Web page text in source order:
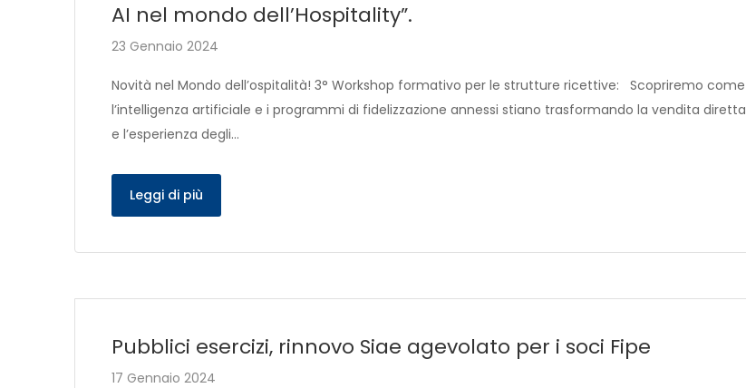
AI nel mondo dell’Hospitality”.
23 Gennaio 2024
Novità nel Mondo dell’ospitalità! 3° Workshop formativo per le strutture ricettive: Scopriremo come
l’intelligenza artificiale e i programmi di fidelizzazione annessi stiano trasformando la vendita diretta
e l’esperienza degli…
Leggi di più
Pubblici esercizi, rinnovo Siae agevolato per i soci Fipe
17 Gennaio 2024